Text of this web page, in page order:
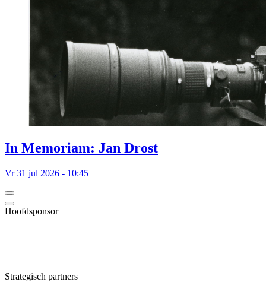
In Memoriam: Jan Drost
Vr 31 jul 2026 - 10:45
Hoofdsponsor
Strategisch partners